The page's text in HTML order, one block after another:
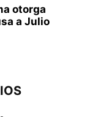
otorga
a Julio